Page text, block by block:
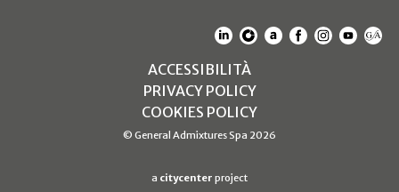
(SI APRE IN UN NUOVO
(SI APRE IN UN
(SI APRE IN UN
(SI APRE IN
(SI APRE
(SI
ACCESSIBILITÀ
PRIVACY POLICY(SI APRE IN UN
COOKIES POLICY(SI APRE IN UN
© General Admixtures Spa 2026
a citycenter (Link al sito web citycenter.it si apre in
project